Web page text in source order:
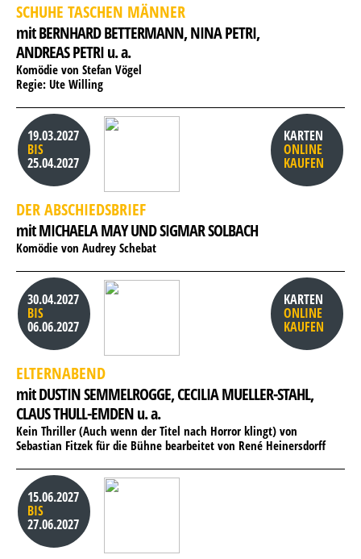
SCHUHE TASCHEN MÄNNER
mit BERNHARD BETTERMANN, NINA PETRI,
ANDREAS PETRI u. a.
Komödie von Stefan Vögel
Regie: Ute Willing
19.03.2027
BIS
25.04.2027
DER ABSCHIEDSBRIEF
mit MICHAELA MAY UND SIGMAR SOLBACH
Komödie von Audrey Schebat
KARTEN
ONLINE
KAUFEN
30.04.2027
BIS
06.06.2027
ELTERNABEND
mit DUSTIN SEMMELROGGE, CECILIA MUELLER-STAHL,
CLAUS THULL-EMDEN u. a.
Kein Thriller (Auch wenn der Titel nach Horror klingt) von
Sebastian Fitzek für die Bühne bearbeitet von René Heinersdorff
KARTEN
ONLINE
KAUFEN
15.06.2027
BIS
27.06.2027